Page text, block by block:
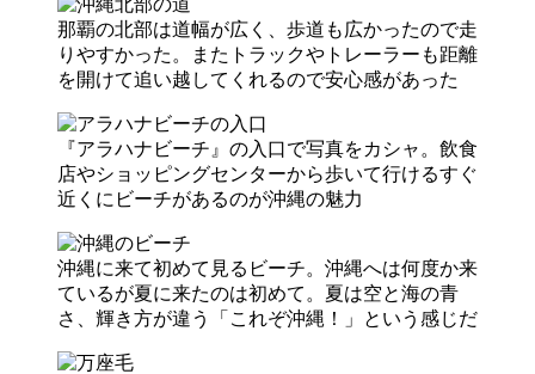
那覇の北部は道幅が広く、歩道も広かったので走
りやすかった。またトラックやトレーラーも距離
を開けて追い越してくれるので安心感があった
『アラハナビーチ』の入口で写真をカシャ。飲食
店やショッピングセンターから歩いて行けるすぐ
近くにビーチがあるのが沖縄の魅力
沖縄に来て初めて見るビーチ。沖縄へは何度か来
ているが夏に来たのは初めて。夏は空と海の青
さ、輝き方が違う「これぞ沖縄！」という感じだ